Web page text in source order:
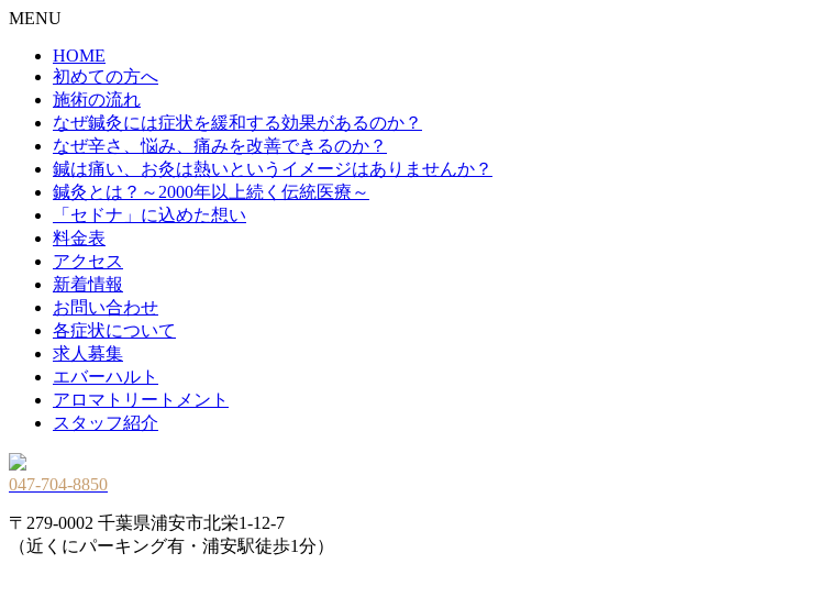
MENU
HOME
初めての方へ
施術の流れ
なぜ鍼灸には症状を緩和する効果があるのか？
なぜ辛さ、悩み、痛みを改善できるのか？
鍼は痛い、お灸は熱いというイメージはありませんか？
鍼灸とは？～2000年以上続く伝統医療～
「セドナ」に込めた想い
料金表
アクセス
新着情報
お問い合わせ
各症状について
求人募集
エバーハルト
アロマトリートメント
スタッフ紹介
047-704-8850
〒279-0002 千葉県浦安市北栄1-12-7
（近くにパーキング有・浦安駅徒歩1分）